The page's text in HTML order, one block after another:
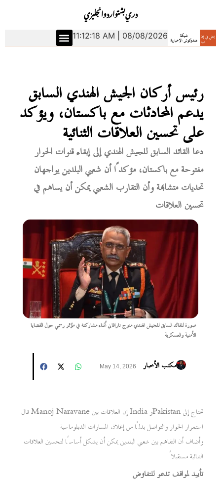
انجليزياردوبشتودري
11:12:19 AM | 08/08/2026
رئيس أركان الجيش الهندي السابق
يدعم المحادثات مع باكستان، ويؤكد
على تحسين العلاقات الثنائية
دعا القائد السابق للجيش الهندي إلى إبقاء قنوات الحوار
مفتوحة مع باكستان، مؤكدًا أن شعبي البلدين يواجهان
تحديات متشابهة وأن التقارب الشعبي يمكن أن يساهم في
تحسين العلاقات
صورة للقائد السابق للجيش الهندي منوج نارافاني أثناء مشاركته في مؤتمر رسمي حول القضايا
الأمنية والعسكرية
مكتب الأخبار May 14, 2026
قال Manoj Naravane إن العلاقات بين India وPakistan تحتاج إلى
استمرار الحوار والتواصل بدلًا من إغلاق المسارات الدبلوماسية
وأضاف أن التفاهم بين شعبي البلدين يمكن أن يشكل أساسًا لتحسين العلاقات
الثنائية مستقبلاً
تأييد لمواقف تدعو للتفاوض